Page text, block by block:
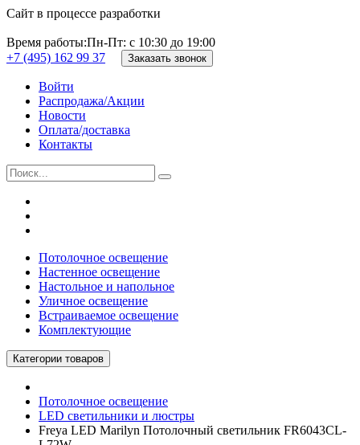
Сайт в процессе разработки
Время работы:Пн-Пт: с 10:30 до 19:00
+7 (495) 162 99 37
Заказать звонок
Войти
Распродажа/Акции
Новости
Оплата/доставка
Контакты
Потолочное освещение
Настенное освещение
Настольное и напольное
Уличное освещение
Встраиваемое освещение
Комплектующие
Категории товаров
Потолочное освещение
LED светильники и люстры
Freya LED Marilyn Потолочный светильник FR6043CL-